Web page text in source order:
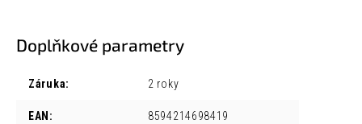
Doplňkové parametry
Záruka: 2 roky
EAN : 8594214698419